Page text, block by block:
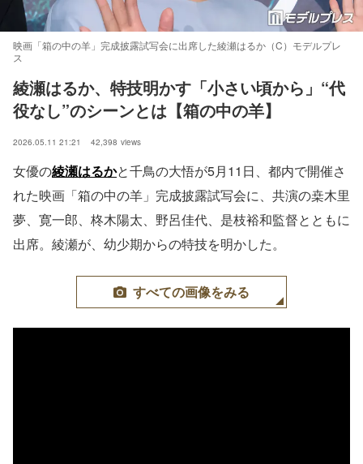
映画「箱の中の羊」完成披露試写会に出席した綾瀬はるか（C）モデルプレ
ス
綾瀬はるか、特技明かす「小さい頃から」“代
役なし”のシーンとは【箱の中の羊】
2026.05.11 21:21 42,398 views
女優の綾瀬はるかと千鳥の大悟が5月11日、都内で開催さ
れた映画「箱の中の羊」完成披露試写会に、共演の桒木里
夢、寛一郎、柊木陽太、野呂佳代、是枝裕和監督とともに
出席。綾瀬が、幼少期からの特技を明かした。
すべての画像をみる